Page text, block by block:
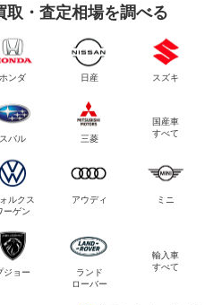
取・査定相場を調べる
ホンダ 日産 スズキ
スバル 三菱
国産車
すべて
ルクス
ーゲン
アウディ ミニ
ジョー
ランド
ローバー
輸入車
すべて